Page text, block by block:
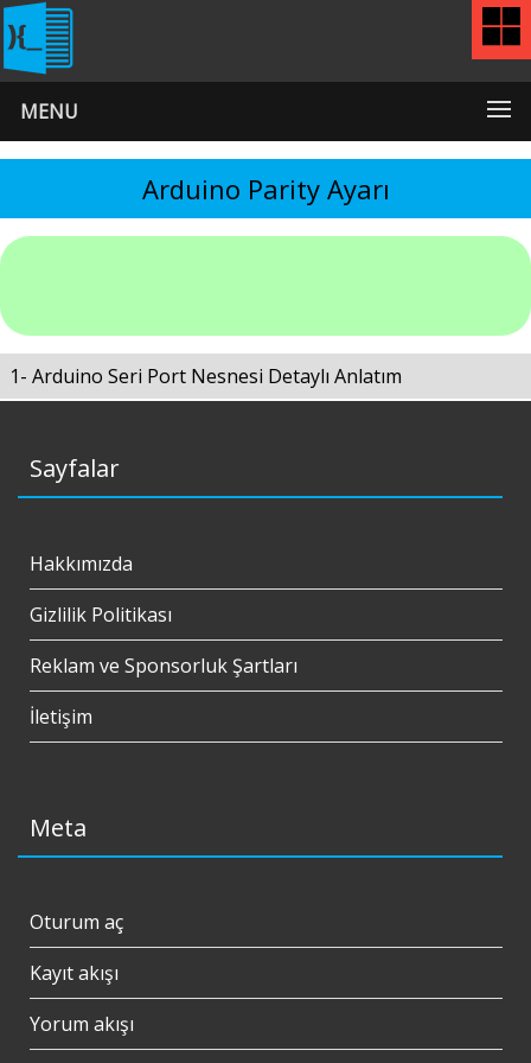
MENU
Arduino Parity Ayarı
1- Arduino Seri Port Nesnesi Detaylı Anlatım
Sayfalar
Hakkımızda
Gizlilik Politikası
Reklam ve Sponsorluk Şartları
İletişim
Meta
Oturum aç
Kayıt akışı
Yorum akışı